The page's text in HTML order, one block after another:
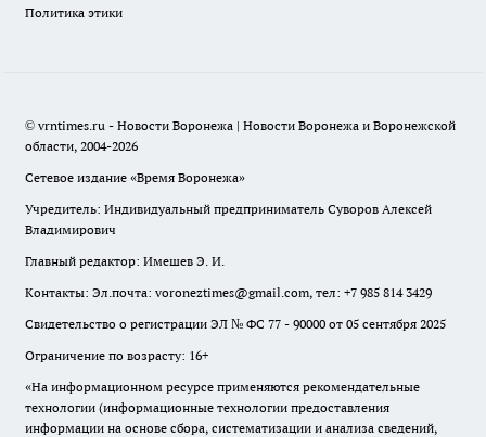
Политика этики
© vrntimes.ru - Новости Воронежа | Новости Воронежа и Воронежской
области, 2004-2026
Сетевое издание «Время Воронежа»
Учредитель: Индивидуальный предприниматель Суворов Алексей
Владимирович
Главный редактор: Имешев Э. И.
Контакты: Эл.почта: voroneztimes@gmail.com, тел: +7 985 814 3429
Свидетельство о регистрации ЭЛ № ФС 77 - 90000 от 05 сентября 2025
Ограничение по возрасту: 16+
«На информационном ресурсе применяются рекомендательные
технологии (информационные технологии предоставления
информации на основе сбора, систематизации и анализа сведений,